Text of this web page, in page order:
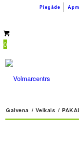
Piegāde
0
Galvena / Veikals /